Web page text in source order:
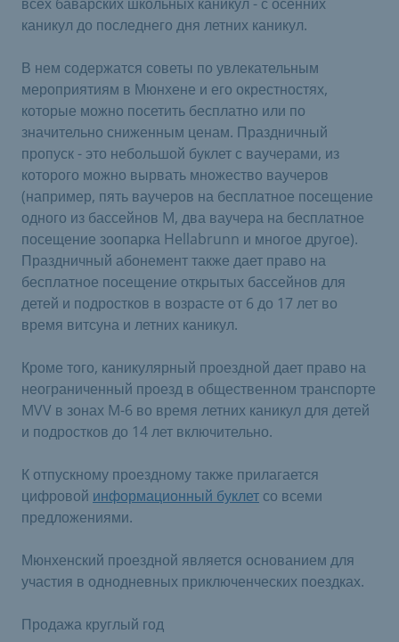
каникул до последнего дня летних каникул.
В нем содержатся советы по увлекательным
мероприятиям в Мюнхене и его окрестностях,
которые можно посетить бесплатно или по
значительно сниженным ценам. Праздничный
пропуск - это небольшой буклет с ваучерами, из
которого можно вырвать множество ваучеров
(например, пять ваучеров на бесплатное посещение
одного из бассейнов M, два ваучера на бесплатное
посещение зоопарка Hellabrunn и многое другое).
Праздничный абонемент также дает право на
бесплатное посещение открытых бассейнов для
детей и подростков в возрасте от 6 до 17 лет во
время витсуна и летних каникул.
Кроме того, каникулярный проездной дает право на
неограниченный проезд в общественном транспорте
MVV в зонах M-6 во время летних каникул для детей
и подростков до 14 лет включительно.
К отпускному проездному также прилагается
цифровой информационный буклет со всеми
предложениями.
Мюнхенский проездной является основанием для
участия в однодневных приключенческих поездках.
Продажа круглый год